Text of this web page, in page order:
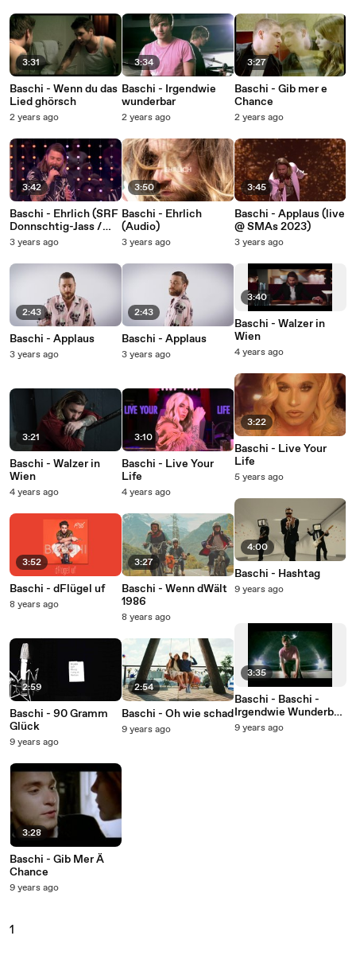
3:31
Baschi - Wenn du das
Lied ghörsch
2 years ago
3:42
Baschi - Ehrlich (SRF
Donnschtig-Jass /
10.08.2023)
3 years ago
2:43
Baschi - Applaus
3 years ago
3:21
Baschi - Walzer in
Wien
4 years ago
3:52
Baschi - dFlügel uf
8 years ago
2:59
Baschi - 90 Gramm
Glück
9 years ago
3:28
Baschi - Gib Mer Ä
Chance
9 years ago
3:34
Baschi - Irgendwie
wunderbar
2 years ago
3:50
Baschi - Ehrlich
(Audio)
3 years ago
2:43
Baschi - Applaus
3 years ago
3:10
Baschi - Live Your
Life
4 years ago
3:27
Baschi - Wenn dWält
1986
8 years ago
2:54
Baschi - Oh wie schad
9 years ago
3:27
Baschi - Gib mer e
Chance
2 years ago
3:45
Baschi - Applaus (live
@ SMAs 2023)
3 years ago
3:40
Baschi - Walzer in
Wien
4 years ago
3:22
Baschi - Live Your
Life
5 years ago
4:00
Baschi - Hashtag
9 years ago
3:35
Baschi - Baschi -
Irgendwie Wunderbar
- Video (International
9 years ago
1